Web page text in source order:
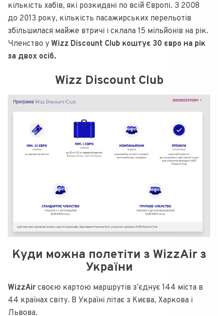
кількість хабів, які розкидані по всій Європі. З 2008
до 2013 року, кількість пасажирських перельотів
збільшилася майже втричі і склала 15 мільйонів на рік.
Членство у Wizz Discount Club коштує 30 євро на рік
за двох осіб.
Wizz Discount Club
Куди можна полетіти з WizzAir з
України
WizzAir своєю картою маршрутів з’єднує 144 міста в
44 країнах світу. В Україні літає з Києва, Харкова і
Львова.